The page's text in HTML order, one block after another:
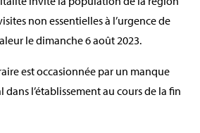
non essentielles à l’urgence de
le dimanche 6 août 2023.
est occasionnée par un manque
l’établissement au cours de la fin